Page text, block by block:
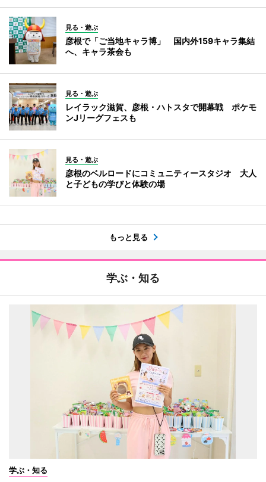
見る・遊ぶ
彦根で「ご当地キャラ博」 国内外159キャラ集結
へ、キャラ茶会も
見る・遊ぶ
レイラック滋賀、彦根・ハトスタで開幕戦 ポケモ
ンJリーグフェスも
見る・遊ぶ
彦根のベルロードにコミュニティースタジオ 大人
と子どもの学びと体験の場
もっと見る
学ぶ・知る
学ぶ・知る